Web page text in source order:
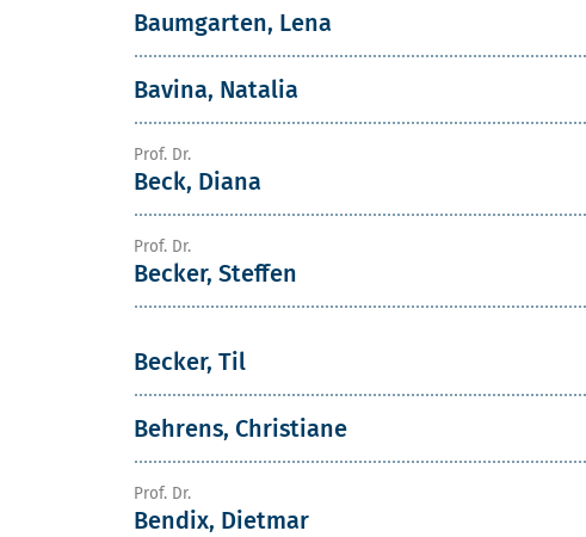
Baumgarten, Lena
Bavina, Natalia
Prof. Dr.
Beck, Diana
Prof. Dr.
Becker, Steffen
Becker, Til
Behrens, Christiane
Prof. Dr.
Bendix, Dietmar